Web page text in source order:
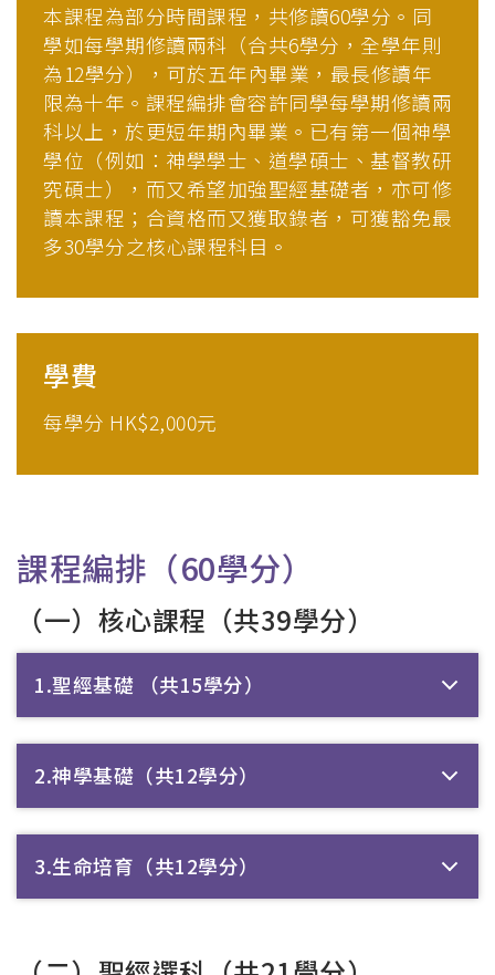
本課程為部分時間課程，共修讀60學分。同
學如每學期修讀兩科（合共6學分，全學年則
為12學分），可於五年內畢業，最長修讀年
限為十年。課程編排會容許同學每學期修讀兩
科以上，於更短年期內畢業。已有第一個神學
學位（例如：神學學士、道學碩士、基督教研
究碩士），而又希望加強聖經基礎者，亦可修
讀本課程；合資格而又獲取錄者，可獲豁免最
多30學分之核心課程科目。
學費
每學分 HK$2,000元
課程編排（60學分）
（一）核心課程（共39學分）
1.聖經基礎 （共15學分）
2.神學基礎（共12學分）
3.生命培育（共12學分）